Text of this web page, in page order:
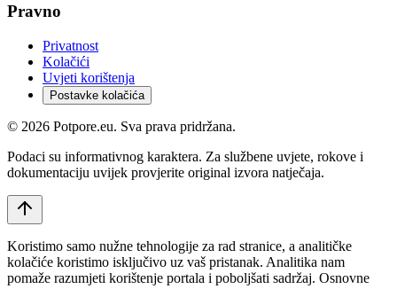
Pravno
Privatnost
Kolačići
Uvjeti korištenja
Postavke kolačića
© 2026 Potpore.eu. Sva prava pridržana.
Podaci su informativnog karaktera. Za službene uvjete, rokove i
dokumentaciju uvijek provjerite original izvora natječaja.
Koristimo samo nužne tehnologije za rad stranice, a analitičke
kolačiće koristimo isključivo uz vaš pristanak. Analitika nam
pomaže razumjeti korištenje portala i poboljšati sadržaj. Osnovne